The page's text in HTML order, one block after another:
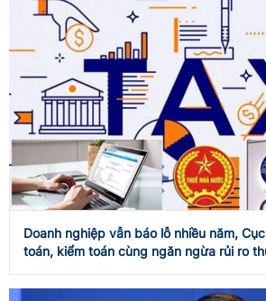
Doanh nghiệp vẫn báo lỗ nhiều năm,
toán, kiểm toán cùng ngăn ngừa rủi ro